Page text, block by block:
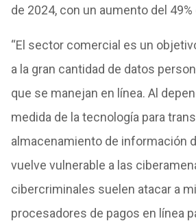
de 2024, con un aumento del
“El sector comercial es un
a la gran cantidad de datos
que se manejan en línea. Al
medida de la tecnología para
almacenamiento de información
vuelve vulnerable a las
cibercriminales suelen atacar a
procesadores de pagos en línea